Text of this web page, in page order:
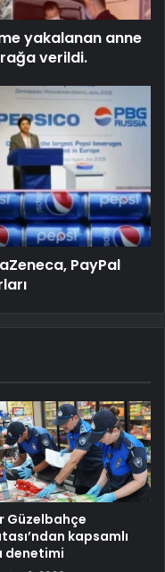
yakalanan anne
verildi.
PayPal
Güzelbahçe
kapsamlı
denetimi